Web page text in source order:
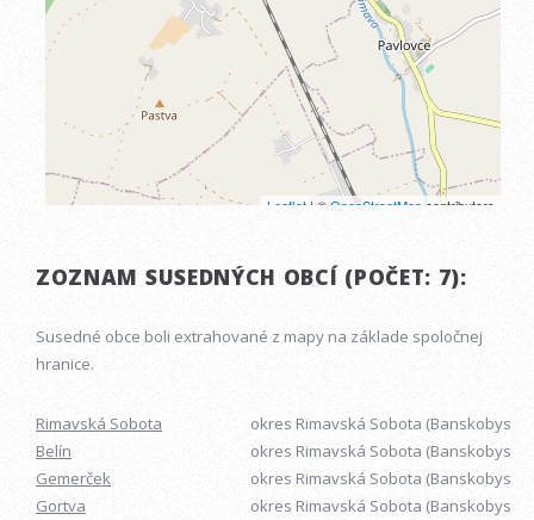
ZOZNAM SUSEDNÝCH OBCÍ (POČET: 7):
Susedné obce boli extrahované z mapy na základe spoločnej
hranice.
Rimavská Sobota
okres Rimavská Sobota
Belín
okres Rimavská Sobota
Gemerček
okres Rimavská Sobota
Gortva
okres Rimavská Sobota